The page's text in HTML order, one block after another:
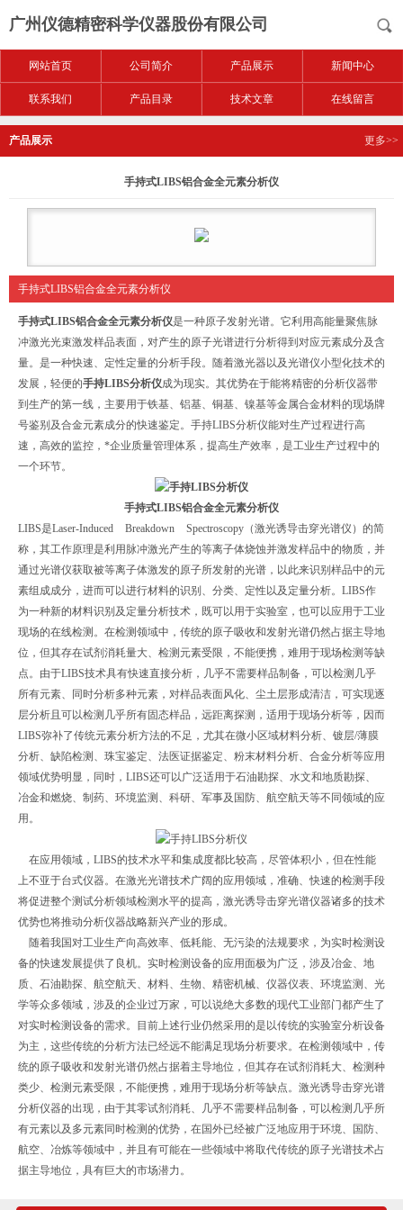
广州仪德精密科学仪器股份有限公司
网站首页 公司简介 产品展示 新闻中心
联系我们 产品目录 技术文章 在线留言
产品展示 更多>>
手持式LIBS铝合金全元素分析仪
手持式LIBS铝合金全元素分析仪
手持式LIBS铝合金全元素分析仪是一种原子发射光谱。它利用高能量聚焦脉
冲激光光束激发样品表面，对产生的原子光谱进行分析得到对应元素成分及含
量。是一种快速、定性定量的分析手段。随着激光器以及光谱仪小型化技术的
发展，轻便的手持LIBS分析仪成为现实。其优势在于能将精密的分析仪器带
到生产的第一线，主要用于铁基、铝基、铜基、镍基等金属合金材料的现场牌
号鉴别及合金元素成分的快速鉴定。手持LIBS分析仪能对生产过程进行高
速，高效的监控，*企业质量管理体系，提高生产效率，是工业生产过程中的
一个环节。
手持式LIBS铝合金全元素分析仪
LIBS是Laser-Induced Breakdown Spectroscopy（激光诱导击穿光谱仪）的简
称，其工作原理是利用脉冲激光产生的等离子体烧蚀并激发样品中的物质，并
通过光谱仪获取被等离子体激发的原子所发射的光谱，以此来识别样品中的元
素组成成分，进而可以进行材料的识别、分类、定性以及定量分析。LIBS作
为一种新的材料识别及定量分析技术，既可以用于实验室，也可以应用于工业
现场的在线检测。在检测领域中，传统的原子吸收和发射光谱仍然占据主导地
位，但其存在试剂消耗量大、检测元素受限，不能便携，难用于现场检测等缺
点。由于LIBS技术具有快速直接分析，几乎不需要样品制备，可以检测几乎
所有元素、同时分析多种元素，对样品表面风化、尘土层形成清洁，可实现逐
层分析且可以检测几乎所有固态样品，远距离探测，适用于现场分析等，因而
LIBS弥补了传统元素分析方法的不足，尤其在微小区域材料分析、镀层/薄膜
分析、缺陷检测、珠宝鉴定、法医证据鉴定、粉末材料分析、合金分析等应用
领域优势明显，同时，LIBS还可以广泛适用于石油勘探、水文和地质勘探、
冶金和燃烧、制药、环境监测、科研、军事及国防、航空航天等不同领域的应
用。
在应用领域，LIBS的技术水平和集成度都比较高，尽管体积小，但在性能
上不亚于台式仪器。在激光光谱技术广阔的应用领域，准确、快速的检测手段
将促进整个测试分析领域检测水平的提高，激光诱导击穿光谱仪器诸多的技术
优势也将推动分析仪器战略新兴产业的形成。
随着我国对工业生产向高效率、低耗能、无污染的法规要求，为实时检测设
备的快速发展提供了良机。实时检测设备的应用面极为广泛，涉及冶金、地
质、石油勘探、航空航天、材料、生物、精密机械、仪器仪表、环境监测、光
学等众多领域，涉及的企业过万家，可以说绝大多数的现代工业部门都产生了
对实时检测设备的需求。目前上述行业仍然采用的是以传统的实验室分析设备
为主，这些传统的分析方法已经远不能满足现场分析要求。在检测领域中，传
统的原子吸收和发射光谱仍然占据着主导地位，但其存在试剂消耗大、检测种
类少、检测元素受限，不能便携，难用于现场分析等缺点。激光诱导击穿光谱
分析仪器的出现，由于其零试剂消耗、几乎不需要样品制备，可以检测几乎所
有元素以及多元素同时检测的优势，在国外已经被广泛地应用于环境、国防、
航空、冶炼等领域中，并且有可能在一些领域中将取代传统的原子光谱技术占
据主导地位，具有巨大的市场潜力。